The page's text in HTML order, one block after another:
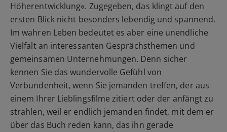
Höherentwicklung«. Zugegeben, das klingt auf den
ersten Blick nicht besonders lebendig und spannend.
Im wahren Leben bedeutet es aber eine unendliche
Vielfalt an interessanten Gesprächsthemen und
gemeinsamen Unternehmungen. Denn sicher
kennen Sie das wundervolle Gefühl von
Verbundenheit, wenn Sie jemanden treffen, der aus
einem Ihrer Lieblingsfilme zitiert oder der anfängt zu
strahlen, weil er endlich jemanden findet, mit dem er
über das Buch reden kann, das ihn gerade